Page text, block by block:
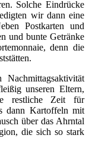
Solche Eindrücke
wir dann eine
Postkarten und
und bunte Getränke
denn die
unseren Eltern,
restliche Zeit für
dann Kartoffeln mit
über das Ahrntal
die sich so stark